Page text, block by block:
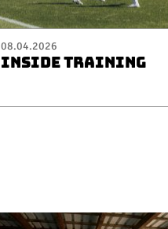
08.04.2026
INSIDE TRAINING